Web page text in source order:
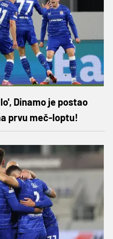
Dinamo je postao
prvu meč-loptu!